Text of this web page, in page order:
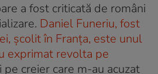
a fost criticată de români
Daniel Funeriu, fost
școlit în Franța, este unul
exprimat revolta pe
pe creier care m-au acuzat